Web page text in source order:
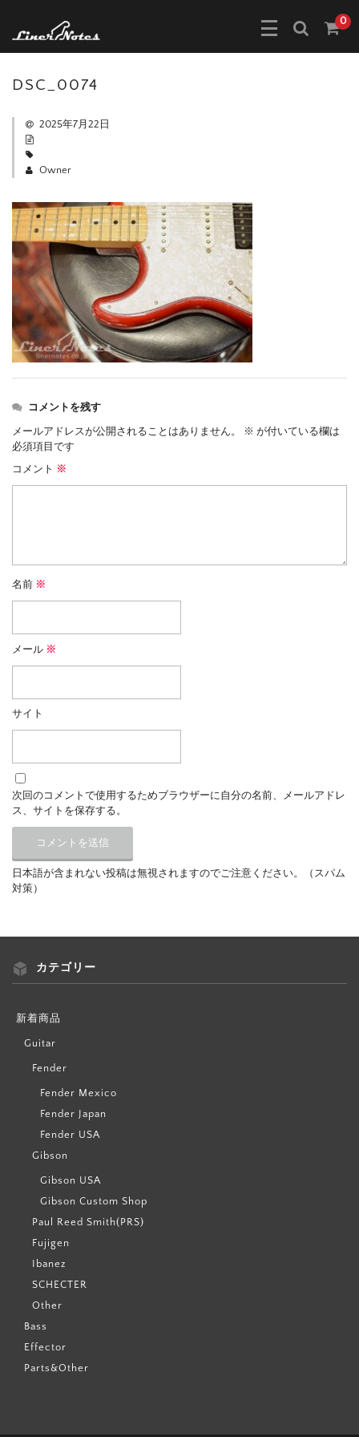
0
DSC_0074
2025年7月22日
Owner
コメントを残す
メールアドレスが公開されることはありません。 ※ が付いている欄は
必須項目です
コメント ※
名前 ※
メール ※
サイト
次回のコメントで使用するためブラウザーに自分の名前、メールアドレ
ス、サイトを保存する。
日本語が含まれない投稿は無視されますのでご注意ください。（スパム
対策）
カテゴリー
新着商品
Guitar
Fender
Fender Mexico
Fender Japan
Fender USA
Gibson
Gibson USA
Gibson Custom Shop
Paul Reed Smith(PRS)
Fujigen
Ibanez
SCHECTER
Other
Bass
Effector
Parts&Other